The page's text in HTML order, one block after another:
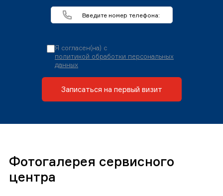
Я согласен(на) с
политикой обработки персональных
данных
Записаться на первый визит
Фотогалерея сервисного
центра